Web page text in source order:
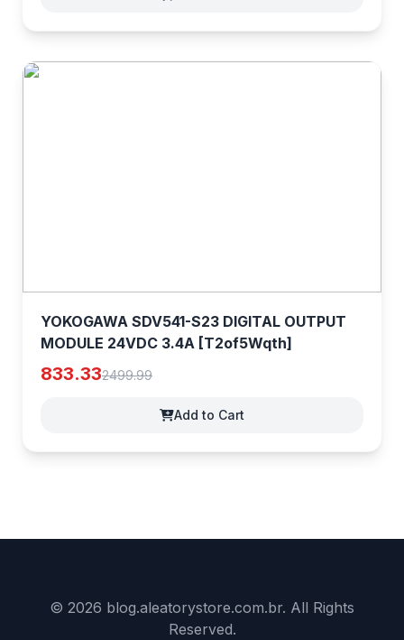
YOKOGAWA SDV541-S23 DIGITAL OUTPUT
MODULE 24VDC 3.4A [T2of5Wqth]
833.332499.99
Add to Cart
© 2026 blog.aleatorystore.com.br. All Rights
Reserved.